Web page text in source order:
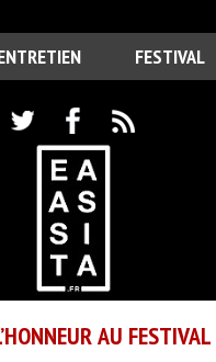
FESTIVAL
AU